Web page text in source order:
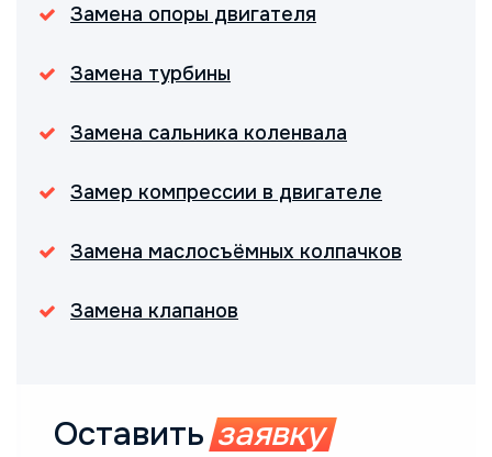
Замена опоры двигателя
Замена турбины
Замена сальника коленвала
Замер компрессии в двигателе
Замена маслосъёмных колпачков
Замена клапанов
Оставить заявку